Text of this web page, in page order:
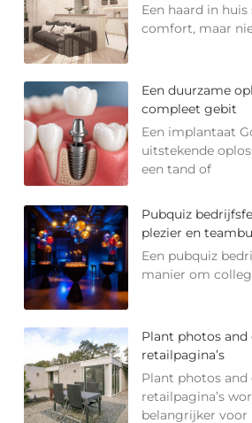
Een haard in
comfort, maar
Een duurzame
compleet gebit
Een implantaat
uitstekende
een tand of
Pubquiz
plezier en
Een pubquiz
manier om
Plant photos
retailpagina’s
Plant photos
retailpagina’s
belangrijker voor